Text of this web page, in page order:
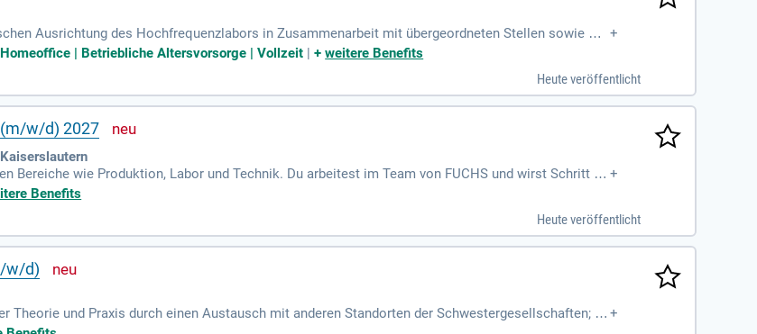
Ausrichtung des Hochfrequenzlabors in Zusammenarbeit mit übergeordneten Stellen sowie Era
Verantwortung für die Erreichung der KPIs für das Hochfrequenz-Kabelprüflabor
+
| Betriebliche Altersvorsorge | Vollzeit |+weitere Benefits
Heute veröffentlicht
w/d) 2027
Bereiche wie Produktion, Labor und Technik. Du arbeitest im Team von FUCHS und wirst Schritt fü +
Benefits
Heute veröffentlicht
w/d)
Theorie und Praxis durch einen Austausch mit anderen Standorten der Schwestergesellschaften; C
Arbeitstechniken; Kennenlernen und Bedienung von Arbeitsgeräten in Labor
+